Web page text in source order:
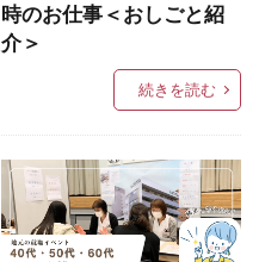
時のお仕事＜おしごと紹
介＞
続きを読む